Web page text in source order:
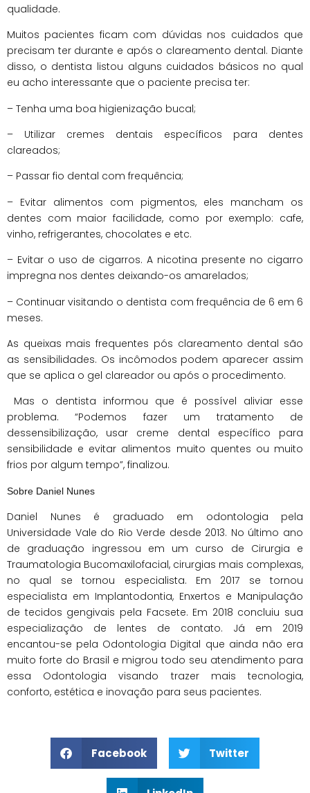
qualidade.
Muitos pacientes ficam com dúvidas nos cuidados que
precisam ter durante e após o clareamento dental. Diante
disso, o dentista listou alguns cuidados básicos no qual
eu acho interessante que o paciente precisa ter:
– Tenha uma boa higienização bucal;
– Utilizar cremes dentais específicos para dentes
clareados;
– Passar fio dental com frequência;
– Evitar alimentos com pigmentos, eles mancham os
dentes com maior facilidade, como por exemplo: cafe,
vinho, refrigerantes, chocolates e etc.
– Evitar o uso de cigarros. A nicotina presente no cigarro
impregna nos dentes deixando-os amarelados;
– Continuar visitando o dentista com frequência de 6 em 6
meses.
As queixas mais frequentes pós clareamento dental são
as sensibilidades. Os incômodos podem aparecer assim
que se aplica o gel clareador ou após o procedimento.
Mas o dentista informou que é possível aliviar esse
problema. “Podemos fazer um tratamento de
dessensibilização, usar creme dental específico para
sensibilidade e evitar alimentos muito quentes ou muito
frios por algum tempo”, finalizou.
Sobre Daniel Nunes
Daniel Nunes é graduado em odontologia pela
Universidade Vale do Rio Verde desde 2013. No último ano
de graduação ingressou em um curso de Cirurgia e
Traumatologia Bucomaxilofacial, cirurgias mais complexas,
no qual se tornou especialista. Em 2017 se tornou
especialista em Implantodontia, Enxertos e Manipulação
de tecidos gengivais pela Facsete. Em 2018 concluiu sua
especialização de lentes de contato. Já em 2019
encantou-se pela Odontologia Digital que ainda não era
muito forte do Brasil e migrou todo seu atendimento para
essa Odontologia visando trazer mais tecnologia,
conforto, estética e inovação para seus pacientes.
Facebook Twitter